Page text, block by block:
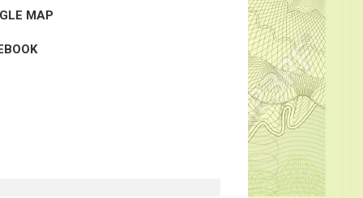
MAP